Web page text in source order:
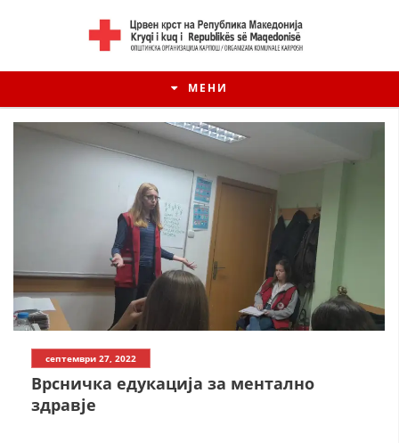
МЕНИ
септември 27, 2022
Врсничка едукација за ментално
здравје